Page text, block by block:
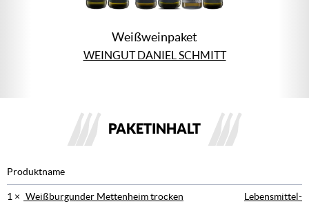
Weißweinpaket
WEINGUT DANIEL SCHMITT
PAKETINHALT
Produktname
1 × Weißburgunder Mettenheim trocken
Lebensmittel-